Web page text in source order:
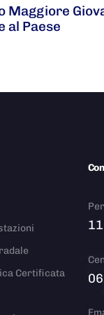
al Paese
Certificata